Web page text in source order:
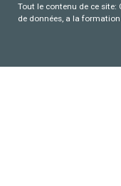
Tout le contenu de ce
de données, a la